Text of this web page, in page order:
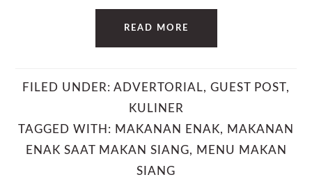
READ MORE
FILED UNDER: ADVERTORIAL, GUEST POST,
KULINER
TAGGED WITH: MAKANAN ENAK, MAKANAN
ENAK SAAT MAKAN SIANG, MENU MAKAN
SIANG